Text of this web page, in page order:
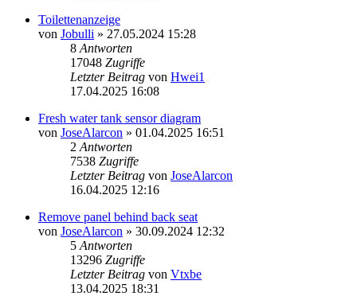
Toilettenanzeige
von Jobulli » 27.05.2024 15:28
8 Antworten
17048 Zugriffe
Letzter Beitrag von Hwei1
17.04.2025 16:08
Fresh water tank sensor diagram
von JoseAlarcon » 01.04.2025 16:51
2 Antworten
7538 Zugriffe
Letzter Beitrag von JoseAlarcon
16.04.2025 12:16
Remove panel behind back seat
von JoseAlarcon » 30.09.2024 12:32
5 Antworten
13296 Zugriffe
Letzter Beitrag von Vtxbe
13.04.2025 18:31